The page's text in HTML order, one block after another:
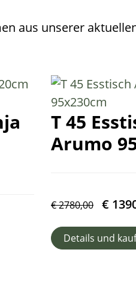
aus unserer
T 45
Arumo
€2780,00 €
Details und